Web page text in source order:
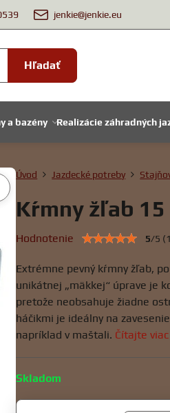
jenkie@jenkie.eu
Hľadať
a bazény Realizácie záhradných
Úvod Jazdecké potreby
Kŕmny žľab
Hodnotenie 5/5 (
Extrémne pevný kŕmny žľab,
unikátnej „mäkkej“ úprave je
pretože neobsahuje žiadne
háčikmi je ideálny na
napríklad v maštali. Čítajte viac
Skladom